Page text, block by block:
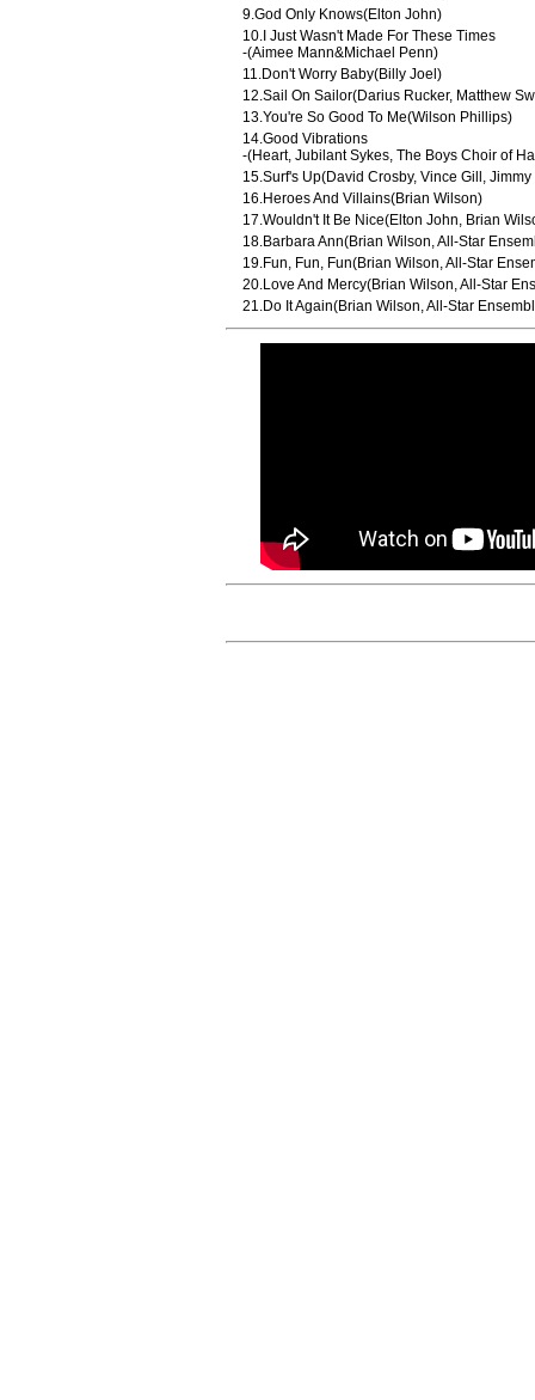
9.God Only Knows(Elton John)
10.I Just Wasn't Made For These Times
-(Aimee Mann&Michael Penn)
11.Don't Worry Baby(Billy Joel)
12.Sail On Sailor(Darius Rucker, Matthew
13.You're So Good To Me(Wilson Phillips)
14.Good Vibrations
-(Heart, Jubilant Sykes, The Boys Choir of
15.Surf's Up(David Crosby, Vince Gill, Jimmy
16.Heroes And Villains(Brian Wilson)
17.Wouldn't It Be Nice(Elton John, Brian
18.Barbara Ann(Brian Wilson, All-Star
19.Fun, Fun, Fun(Brian Wilson, All-Star
20.Love And Mercy(Brian Wilson, All-Star
21.Do It Again(Brian Wilson, All-Star